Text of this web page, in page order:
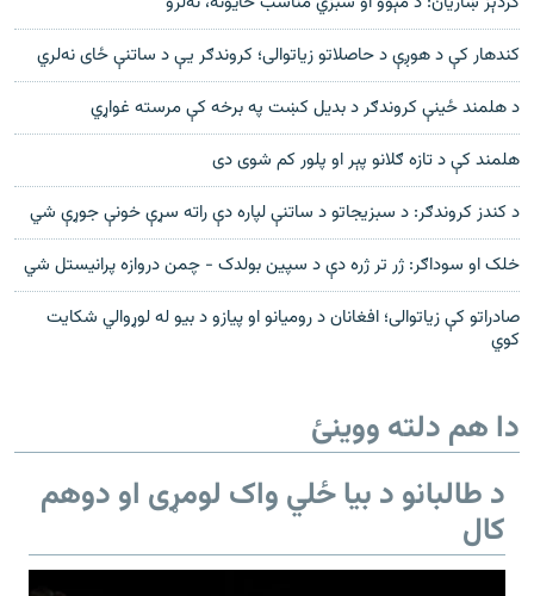
کندهار کې د هوږې د حاصلاتو زیاتوالی؛ کروندګر یې د ساتنې ځای نه‌لري
د هلمند ځینې کروندګر د بديل کښت په برخه کې مرسته غواړي
هلمند کې د تازه ګلانو پېر او پلور کم شوی دی
د کندز کروندګر: د سبزيجاتو د ساتنې لپاره دې راته سړې خونې جوړې شي
خلک او سوداګر: ژر تر ژره دې د سپين بولدک - چمن دروازه پرانيستل شي
صادراتو کې زیاتوالی؛ افغانان د رومیانو او پیازو د بیو له لوړوالي شکایت
کوي
دا هم دلته ووینئ
د طالبانو د بیا ځلي واک لومړی او دوهم
کال